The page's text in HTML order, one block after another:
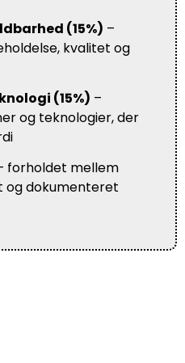
(15%) –
kvalitet og
(15%) –
og teknologier, der
forholdet mellem
og dokumenteret